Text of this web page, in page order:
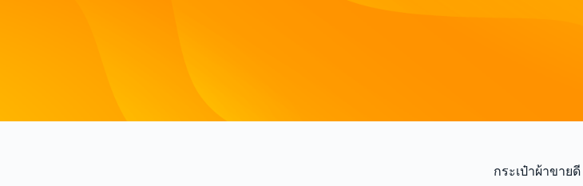
กระเป๋าผ้าขายดี